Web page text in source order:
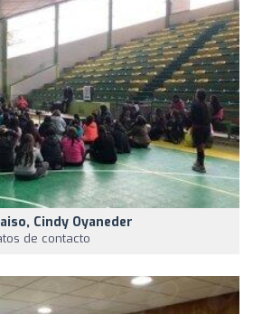
Cindy Oyaneder
de contacto